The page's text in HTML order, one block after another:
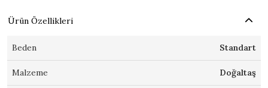
Ürün Özellikleri
Beden Standart
Malzeme Doğaltaş